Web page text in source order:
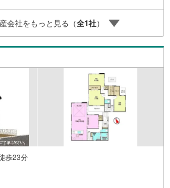
ーになれるよう全力でサポート致します！
には迅速にご対応致します！お気軽にお問
！・豊富な物件数で、ご希望のお家探しが
・売却のご相談も秘密厳守でスピーディー
社アフィオで今すぐ検索‥
会社をもっと見る（全1社）
歩23分